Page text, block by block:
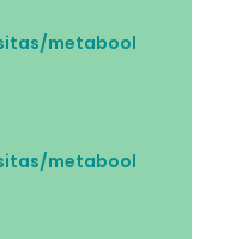
metabool
metabool